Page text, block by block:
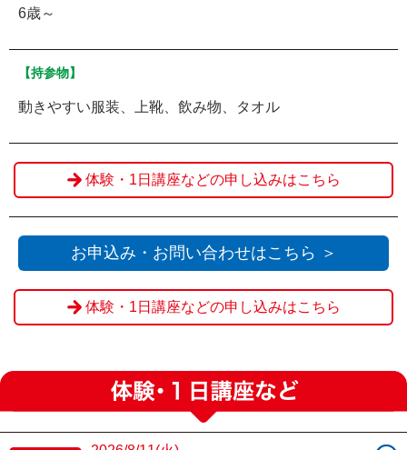
6歳～
【持参物】
動きやすい服装、上靴、飲み物、タオル
体験・1日講座などの申し込みはこちら
お申込み・お問い合わせはこちら ＞
体験・1日講座などの申し込みはこちら